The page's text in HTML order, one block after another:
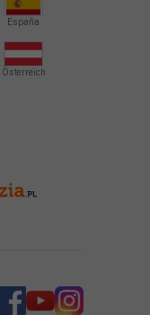
España
Österreich